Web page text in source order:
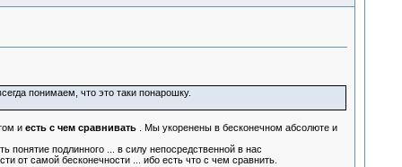
понимаем, что это таки понарошку.
и есть с чем сравнивать. Мы укоренены в бесконечном абсолюте и
подлинного ... в силу непосредственной в нас
от самой бесконечности ... ибо есть что с чем сравнить.